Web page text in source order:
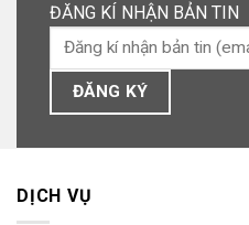
ĐĂNG KÍ NHẬN BẢN TIN
DỊCH VỤ